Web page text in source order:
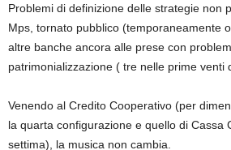
Problemi di definizione delle strategie non
Mps, tornato pubblico (temporaneamente
altre banche ancora alle prese con
patrimonializzazione ( tre nelle prime venti
Venendo al Credito Cooperativo (per
la quarta configurazione e quello di Cassa
settima), la musica non cambia.